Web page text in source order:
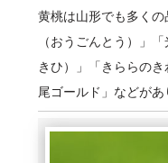
黄桃は山形でも多く
（おうごんとう）」
きひ）」「きららの
尾ゴールド」などがあ